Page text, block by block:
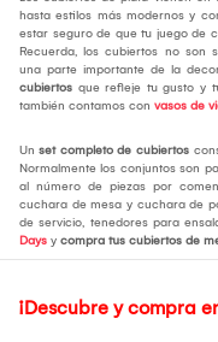
hasta estilos más modernos y
estar seguro de que tu juego de
Recuerda, los cubiertos no son
una parte importante de la
cubiertos que refleje tu gusto y
también contamos con vasos de
Un set completo de cubiertos
Normalmente los conjuntos son
al número de piezas por
cuchara de mesa y cuchara de
de servicio, tenedores para
Days y compra tus cubiertos de
¡Descubre y compra